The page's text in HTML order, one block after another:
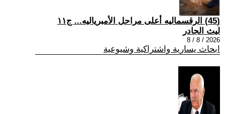
(45) الرقسماليه أعلى مراحل الأمبرياليه... ج١١
ليث الجادر
2026 / 8 / 8
ابحاث يسارية واشتراكية وشيوعية